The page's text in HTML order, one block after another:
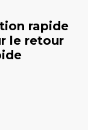
rapide
le retour